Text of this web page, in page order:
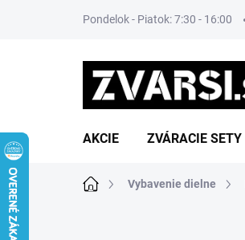
Pondelok - Piatok: 7:30 - 16:00
AKCIE ZVÁRACIE SETY
DomovVybavenie dielne